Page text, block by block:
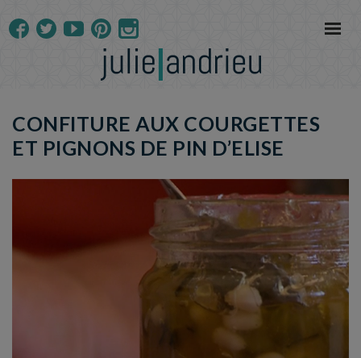
CONFITURE AUX COURGETTES
ET PIGNONS DE PIN D’ELISE